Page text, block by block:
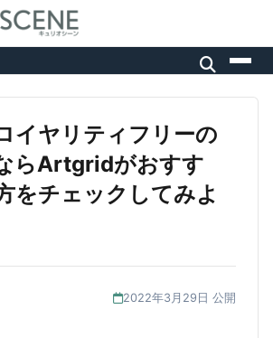
イヤリティフリーの
らArtgridがおすす
をチェックしてみよ
2022年3月29日 公開